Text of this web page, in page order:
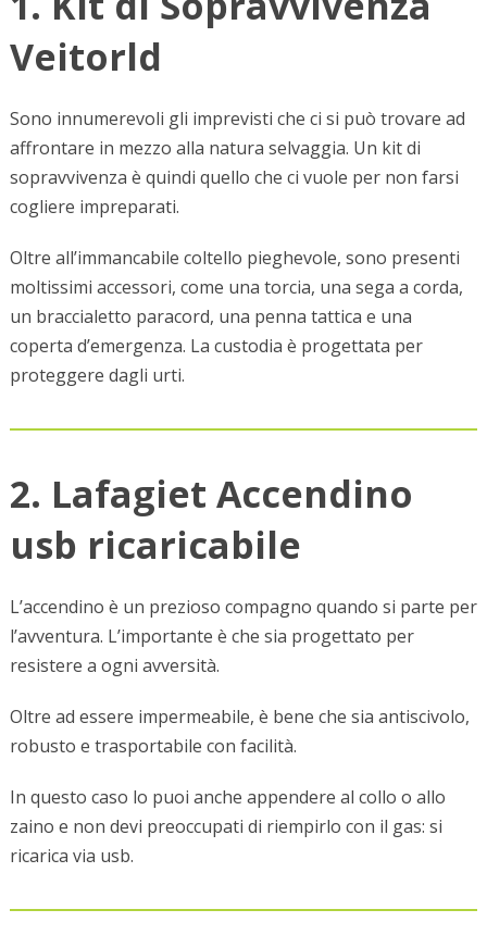
Veitorld
Sono innumerevoli gli imprevisti che ci si può trovare ad
affrontare in mezzo alla natura selvaggia. Un kit di
sopravvivenza è quindi quello che ci vuole per non farsi
cogliere impreparati.
Oltre all’immancabile coltello pieghevole, sono presenti
moltissimi accessori, come una torcia, una sega a corda,
un braccialetto paracord, una penna tattica e una
coperta d’emergenza. La custodia è progettata per
proteggere dagli urti.
2. Lafagiet Accendino
usb ricaricabile
L’accendino è un prezioso compagno quando si parte per
l’avventura. L’importante è che sia progettato per
resistere a ogni avversità.
Oltre ad essere impermeabile, è bene che sia antiscivolo,
robusto e trasportabile con facilità.
In questo caso lo puoi anche appendere al collo o allo
zaino e non devi preoccupati di riempirlo con il gas: si
ricarica via usb.